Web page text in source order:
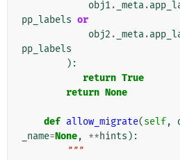
obj1. _meta.
pp_labels or
obj2 . _meta.
pp_labels
):
return True
return None
def allow_migrate(self,
_name=None, **hints ):
"""